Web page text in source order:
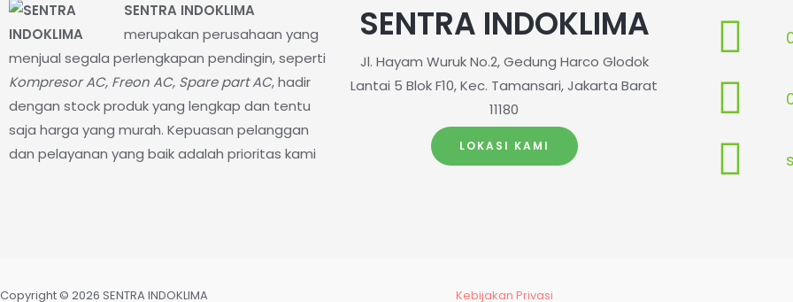
SENTRA INDOKLIMA
merupakan perusahaan yang
menjual segala perlengkapan pendingin, seperti
Kompresor AC, Freon AC, Spare part AC, hadir
dengan stock produk yang lengkap dan tentu
saja harga yang murah. Kepuasan pelanggan
dan pelayanan yang baik adalah prioritas kami
SENTRA INDOKLIMA
Jl. Hayam Wuruk No.2, Gedung Harco Glodok
Lantai 5 Blok F10, Kec. Tamansari, Jakarta Barat
11180
LOKASI KAMI
Copyright © 2026 SENTRA INDOKLIMA Kebijakan Privasi